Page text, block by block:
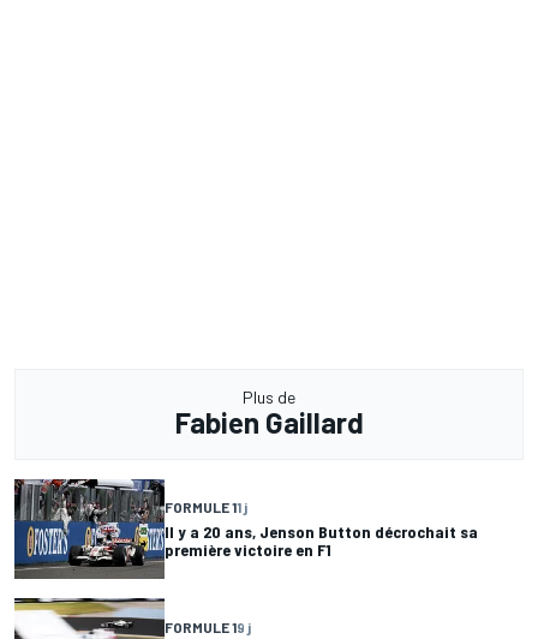
Plus de
Fabien Gaillard
FORMULE 11 j
Il y a 20 ans, Jenson Button décrochait sa
première victoire en F1
FORMULE 19 j